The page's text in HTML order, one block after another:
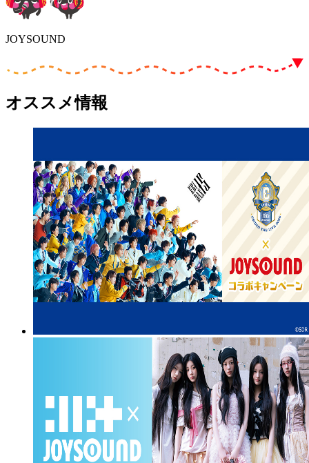
JOYSOUND
オススメ情報